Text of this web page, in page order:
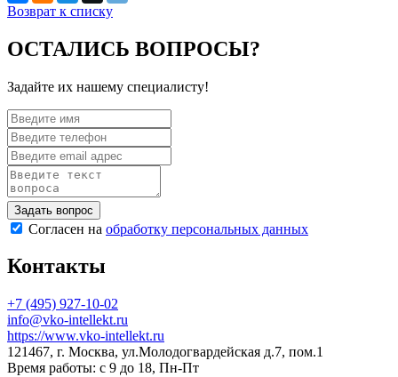
Возврат к списку
ОСТАЛИСЬ ВОПРОСЫ?
Задайте их нашему специалисту!
Согласен на обработку персональных данных
Контакты
+7 (495) 927-10-02
info@vko-intellekt.ru
https://www.vko-intellekt.ru
121467, г. Москва, ул.Молодогвардейская д.7, пом.1
Время работы: с 9 до 18, Пн-Пт